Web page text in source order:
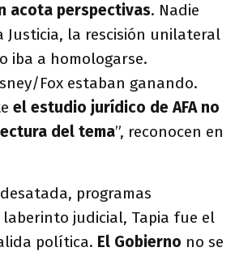
acota perspectivas. Nadie
Justicia, la rescisión unilateral
iba a homologarse.
Fox estaban ganando.
el estudio jurídico de AFA no
del tema”, reconocen en
programas
judicial, Tapia fue el
política. El Gobierno no se